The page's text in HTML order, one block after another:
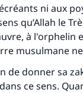
ni aux
qu’Allah le
à l'orphelin
musulmane
de donner sa
ce sens.